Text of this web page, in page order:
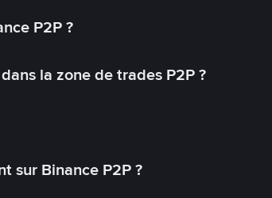
P2P ?
la zone de trades P2P ?
sur Binance P2P ?